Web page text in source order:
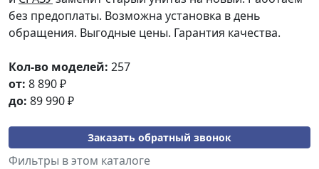
без предоплаты. Возможна установка в день
обращения. Выгодные цены. Гарантия качества.
Кол-во моделей: 257
от: 8 890₽
до: 89 990₽
Заказать обратный звонок
Фильтры в этом каталоге